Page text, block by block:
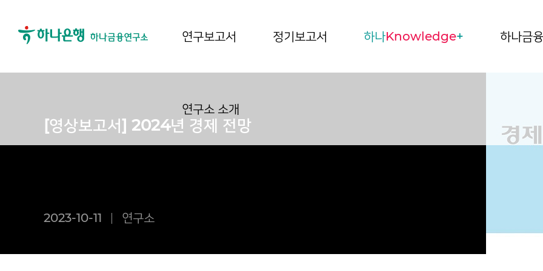
연구보고서 정기보고서 하나Knowledge+ 하나금
연구소 소개
[영상보고서] 2024년 경제 전망
2023-10-11 연구소